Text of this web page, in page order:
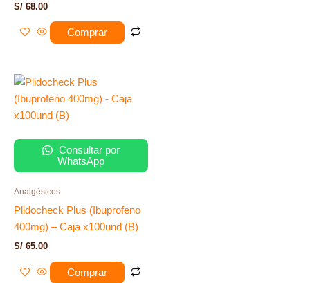
S/ 68.00
Comprar
Consultar por
WhatsApp
Analgésicos
Plidocheck Plus (Ibuprofeno
400mg) – Caja x100und (B)
S/ 65.00
Comprar